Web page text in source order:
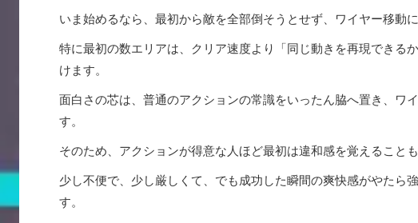
いま始めるなら、最初から敵を全部倒そうとせず、ワイヤー移動
特に最初の数エリアは、クリア速度より「同じ動きを再現できる
けます。
面白さの芯は、普通のアクションの常識をいったん脇へ置き、ワ
す。
そのため、アクションが得意な人ほど最初は違和感を覚えること
少し不便で、少し厳しくて、でも成功した瞬間の爽快感がやたら
す。